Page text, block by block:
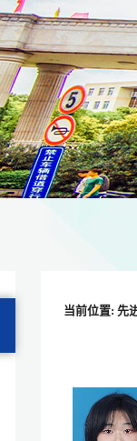
当前位置: 先